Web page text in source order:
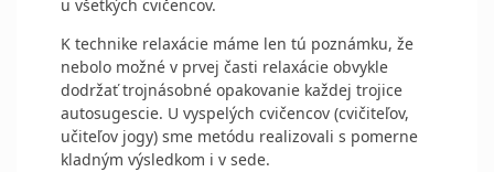
u všetkých cvičencov.
K technike relaxácie máme len tú poznámku, že
nebolo možné v prvej časti relaxácie obvykle
dodržať trojnásobné opakovanie každej trojice
autosugescie. U vyspelých cvičencov (cvičiteľov,
učiteľov jogy) sme metódu realizovali s pomerne
kladným výsledkom i v sede.